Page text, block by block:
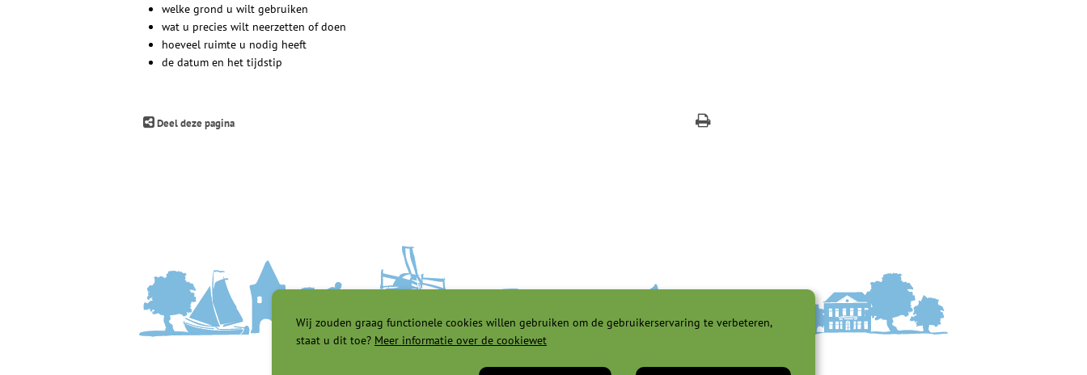
Wij zouden graag functionele cookies willen gebruiken om de gebruikerservaring te verbeteren,
staat u dit toe? Meer informatie over de cookiewet
welke grond u wilt gebruiken
wat u precies wilt neerzetten of doen
hoeveel ruimte u nodig heeft
de datum en het tijdstip
Deel deze pagina